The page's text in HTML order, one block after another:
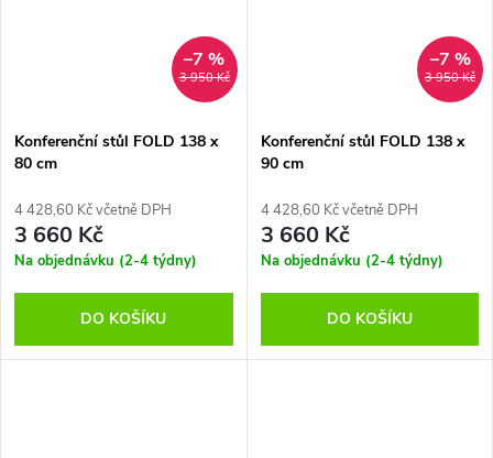
3 950 Kč
–7 %
Konferenční stůl FOLD 138 x
80 cm
4 428,60 Kč včetně DPH
3 660 Kč
Na objednávku (2-4 týdny)
DO KOŠÍKU
3 950 Kč
–7 %
Konferenční stůl FOLD 138 x
90 cm
4 428,60 Kč včetně DPH
3 660 Kč
Na objednávku (2-4 týdny)
DO KOŠÍKU